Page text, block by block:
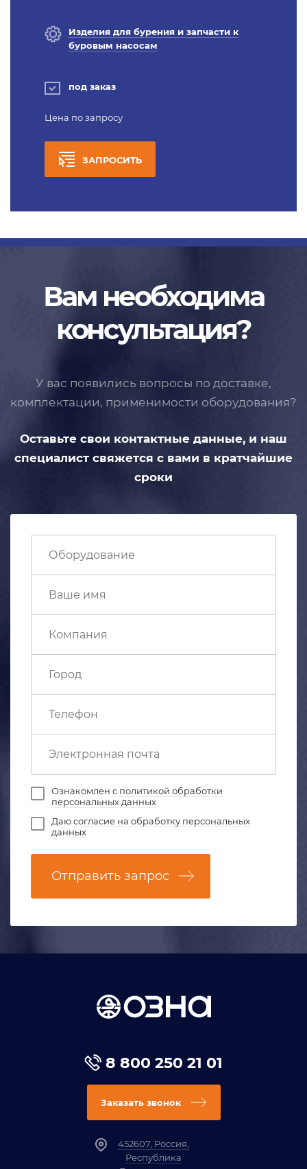
Изделия для бурения и запчасти к
буровым насосам
под заказ
Цена по запросу
ЗАПРОСИТЬ
Вам необходима
консультация?
У вас появились вопросы по доставке,
комплектации, применимости оборудования?
Оставьте свои контактные данные, и наш
специалист свяжется с вами в кратчайшие
сроки
Ознакомлен с политикой обработки
персональных данных
Даюсогласие на обработку персональных
данных
Отправить запрос
8 800 250 21 01
Заказать звонок
452607, Россия,
Республика